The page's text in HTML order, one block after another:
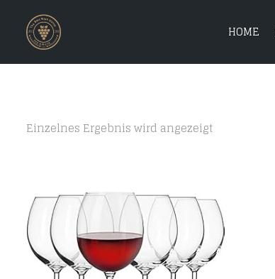
HOME
Einzelnes Ergebnis wird angezeigt